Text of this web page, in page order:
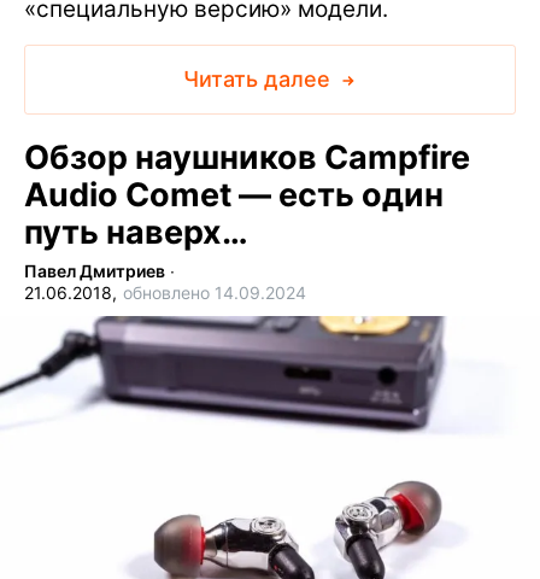
«специальную версию» модели.
Читать далее
Обзор наушников Campfire
Audio Comet — есть один
путь наверх…
Павел Дмитриев ∙
21.06.2018, обновлено 14.09.2024